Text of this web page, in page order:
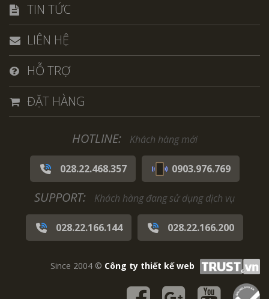
TIN TỨC
LIÊN HỆ
HỖ TRỢ
ĐẶT HÀNG
HOTLINE: Khách hàng mới
028.22.468.357 0903.976.769
SUPPORT: Khách hàng đang sử dụng dịch vụ
028.22.166.144 028.22.166.200
Since 2004 © Công ty thiết kế web